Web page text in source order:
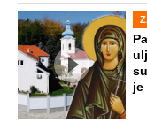
je